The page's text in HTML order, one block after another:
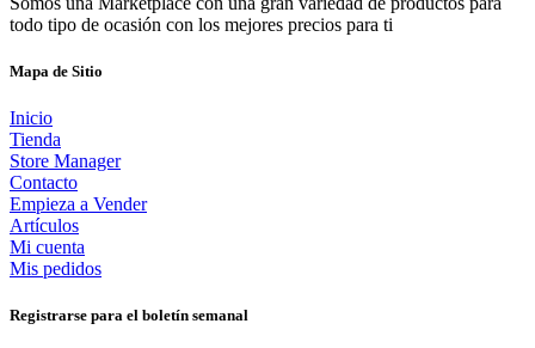
todo tipo de ocasión con los mejores precios para ti
Mapa de Sitio
Inicio
Tienda
Store Manager
Contacto
Empieza a Vender
Artículos
Mi cuenta
Mis pedidos
Registrarse para el boletín semanal